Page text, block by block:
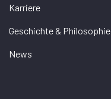
Karriere
Geschichte & Philosophie
News